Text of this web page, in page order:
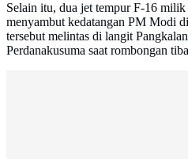
Selain itu, dua jet tempur F-16
menyambut kedatangan PM Modi
tersebut melintas di langit
Perdanakusuma saat rombongan